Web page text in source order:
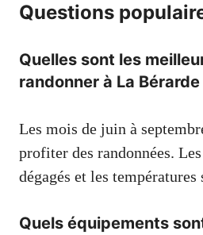
Questions
Quelles sont les
randonner à La Bérarde
Les mois de juin à
profiter des randonnées.
dégagés et les températures
Quels équipements